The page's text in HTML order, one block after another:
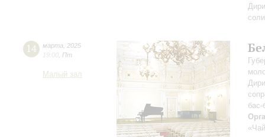
14 марта
2025
19:00 Пт
Малый зал
бас-